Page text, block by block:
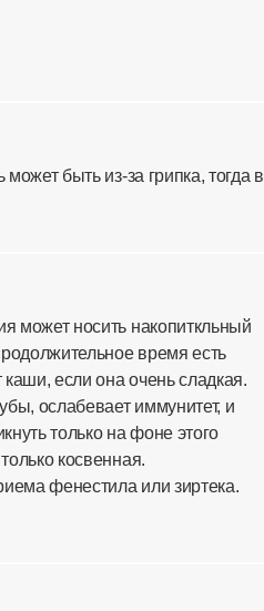
быть из-за грипка, тогда в
может носить накопиткльный
время есть
если она очень сладкая.
ослабевает иммунитет, и
только на фоне этого
косвенная.
фенестила или зиртека.